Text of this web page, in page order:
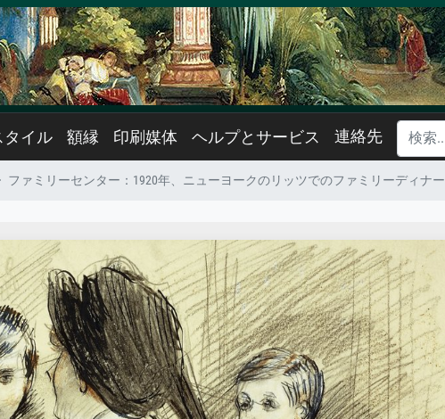
タイル 額縁 印刷媒体 ヘルプとサービス 連絡先
ファミリーセンター：1920年、ニューヨークのリッツでのファミリーディナー